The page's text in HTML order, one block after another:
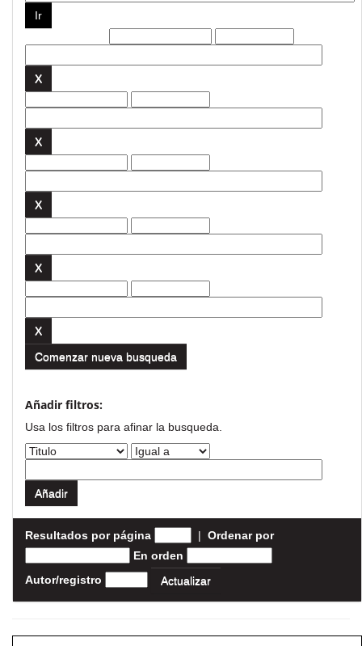
Comenzar nueva busqueda
Añadir filtros:
Usa los filtros para afinar la busqueda.
Resultados por página | Ordenar por
En orden
Autor/registro